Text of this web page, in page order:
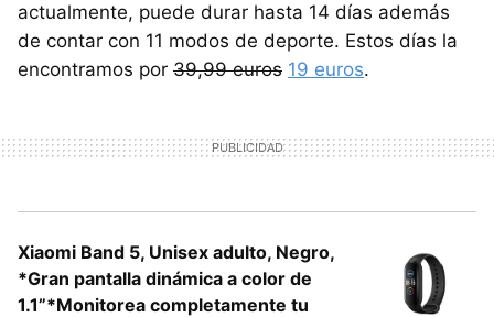
actualmente, puede durar hasta 14 días además
de contar con 11 modos de deporte. Estos días la
encontramos por 39,99 euros 19 euros.
Xiaomi Band 5, Unisex adulto, Negro,
*Gran pantalla dinámica a color de
1.1”*Monitorea completamente tu